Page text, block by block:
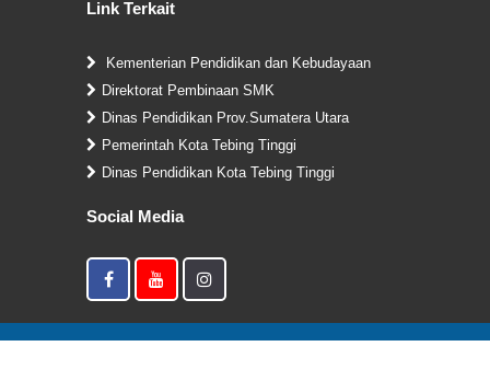
Link Terkait
Kementerian Pendidikan dan Kebudayaan
Direktorat Pembinaan SMK
Dinas Pendidikan Prov.Sumatera Utara
Pemerintah Kota Tebing Tinggi
Dinas Pendidikan Kota Tebing Tinggi
Social Media